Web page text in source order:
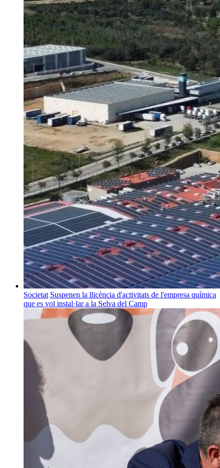
Societat Suspenen la llicència d'activitats de l'empresa química
que es vol instal·lar a la Selva del Camp